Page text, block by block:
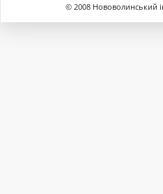
© 2008 Нововолинський